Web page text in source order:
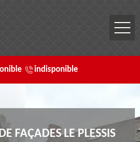
indisponible
FAÇADES LE PLESSIS